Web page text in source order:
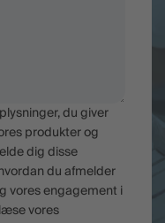
du giver
produkter og
dig disse
du afmelder
vores engagement i
vores